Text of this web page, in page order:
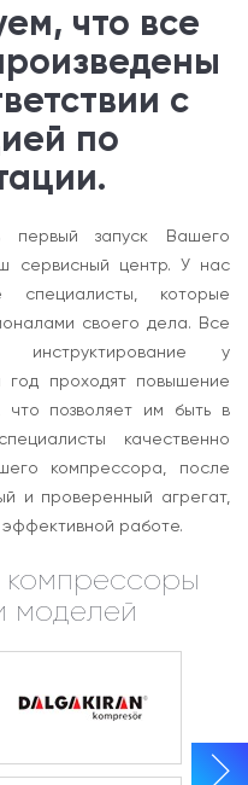
что все
с
по
первый запуск Вашего
сервисный центр. У нас
специалисты, которые
своего дела. Все
у
год проходят повышение
что позволяет им быть в
качественно
компрессора, после
и проверенный агрегат,
работе.
моделей